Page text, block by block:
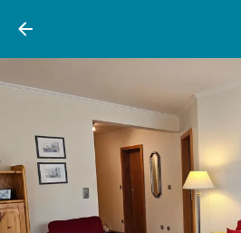
Bilder